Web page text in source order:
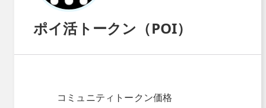
ポイ活トークン（POI）
コミュニティトークン価格